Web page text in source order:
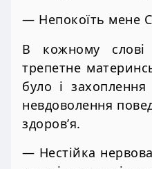
— Непокоїть мене
В кожному
трепетне
було і
невдоволення
здоров’я.
— Нестійка